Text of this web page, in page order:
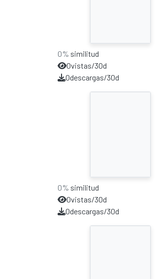
0% similitud
0vistas/30d
0descargas/30d
0% similitud
0vistas/30d
0descargas/30d